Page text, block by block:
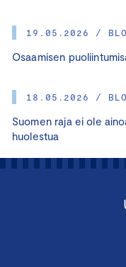
19.05.2026 /
Osaamisen
18.05.2026 /
Suomen raja ei ole
huolestua